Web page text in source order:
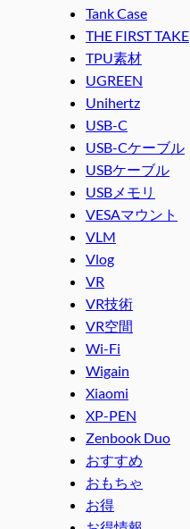
Tank Case
THE FIRST TAKE
TPU素材
UGREEN
Unihertz
USB-C
USB-Cケーブル
USBケーブル
USBメモリ
VESAマウント
VLM
Vlog
VR
VR技術
VR空間
Wi-Fi
Wigain
Xiaomi
XP-PEN
Zenbook Duo
おすすめ
おもちゃ
お得